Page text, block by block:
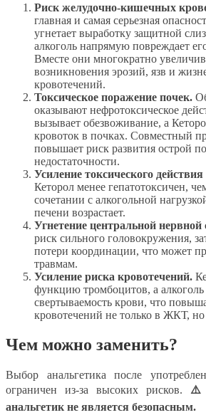
Риск желудочно-кишечных
главная и самая серьезная
угнетает выработку защитной
алкоголь напрямую повреждает
Вместе они многократно
возникновения эрозий, язв и
кровотечений.
Токсическое поражение почек.
оказывают нефротоксическое
вызывает обезвоживание, а
кровоток в почках. Совместный
повышает риск развития острой
недостаточности.
Усиление токсического
Кеторол менее гепатотоксичен,
сочетании с алкогольной
печени возрастает.
Угнетение центральной
риск сильного головокружения,
потери координации, что может
травмам.
Усиление риска кровотечений.
функцию тромбоцитов, а
свертываемость крови, что
кровотечений не только в ЖКТ,
Чем можно заменить?
Выбор анальгетика после
ограничен из-за высоких рисков. ⚠️
анальгетик не является безопасным.